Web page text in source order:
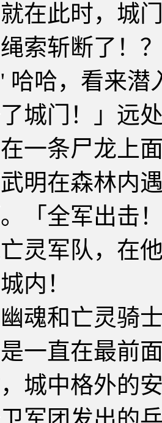
此时，城门
索斩断了！
，看来潜
城门！」远
一条尸龙上
明在森林内
「全军出击
灵军队，在
内！
和亡灵骑士
一直在最前
城中格外的